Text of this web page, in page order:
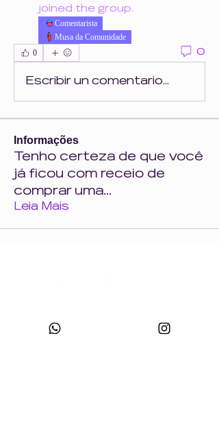
joined the group.
Comentarista
Musa da Comunidade
0
0
Escribir un comentario...
Informações
Tenho certeza de que você
já ficou com receio de
comprar uma...
Leia Mais